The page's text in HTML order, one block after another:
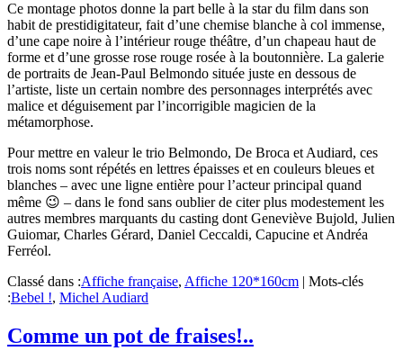
Ce montage photos donne la part belle à la star du film dans son
habit de prestidigitateur, fait d’une chemise blanche à col immense,
d’une cape noire à l’intérieur rouge théâtre, d’un chapeau haut de
forme et d’une grosse rose rouge rosée à la boutonnière. La galerie
de portraits de Jean-Paul Belmondo située juste en dessous de
l’artiste, liste un certain nombre des personnages interprétés avec
malice et déguisement par l’incorrigible magicien de la
métamorphose.
Pour mettre en valeur le trio Belmondo, De Broca et Audiard, ces
trois noms sont répétés en lettres épaisses et en couleurs bleues et
blanches – avec une ligne entière pour l’acteur principal quand
même 😉 – dans le fond sans oublier de citer plus modestement les
autres membres marquants du casting dont Geneviève Bujold, Julien
Guiomar, Charles Gérard, Daniel Ceccaldi, Capucine et Andréa
Ferréol.
Classé dans :Affiche française, Affiche 120*160cm
Mots-clés
:Bebel !, Michel Audiard
Comme un pot de fraises!..